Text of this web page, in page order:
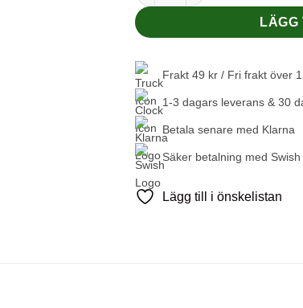
LÄGG
Frakt 49 kr / Fri frakt över
1-3 dagars leverans & 30
Betala senare med Klarna
Säker betalning med Swish
Lägg till i önskelistan